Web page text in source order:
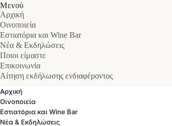
Μενού
Αρχική
Οινοποιεία
Εστιατόρια και Wine Bar
Νέα & Εκδηλώσεις
Ποιοι είμαστε
Επικοινωνία
Αίτηση εκδήλωσης ενδιαφέροντος
Αρχική
Οινοποιεία
Εστιατόρια και Wine Bar
Νέα & Εκδηλώσεις